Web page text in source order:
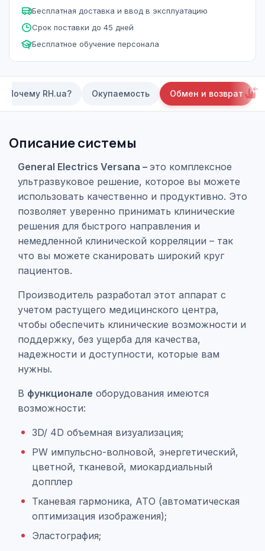
Бесплатная доставка и ввод в эксплуатацию
Срок поставки до 45 дней
Бесплатное обучение персонала
Почему RH.ua? Окупаемость Обмен и возврат
Описание системы
General Electrics Versana – это комплексное
ультразвуковое решение, которое вы можете
использовать качественно и продуктивно. Это
позволяет уверенно принимать клинические
решения для быстрого направления и
немедленной клинической корреляции – так
что вы можете сканировать широкий круг
пациентов.
Производитель разработал этот аппарат с
учетом растущего медицинского центра,
чтобы обеспечить клинические возможности и
поддержку, без ущерба для качества,
надежности и доступности, которые вам
нужны.
В функционале оборудования имеются
возможности:
3D/ 4D объемная визуализация;
PW импульсно-волновой, энергетический,
цветной, тканевой, миокардиальный
допплер
Тканевая гармоника, АТО (автоматическая
оптимизация изображения);
Эластография;